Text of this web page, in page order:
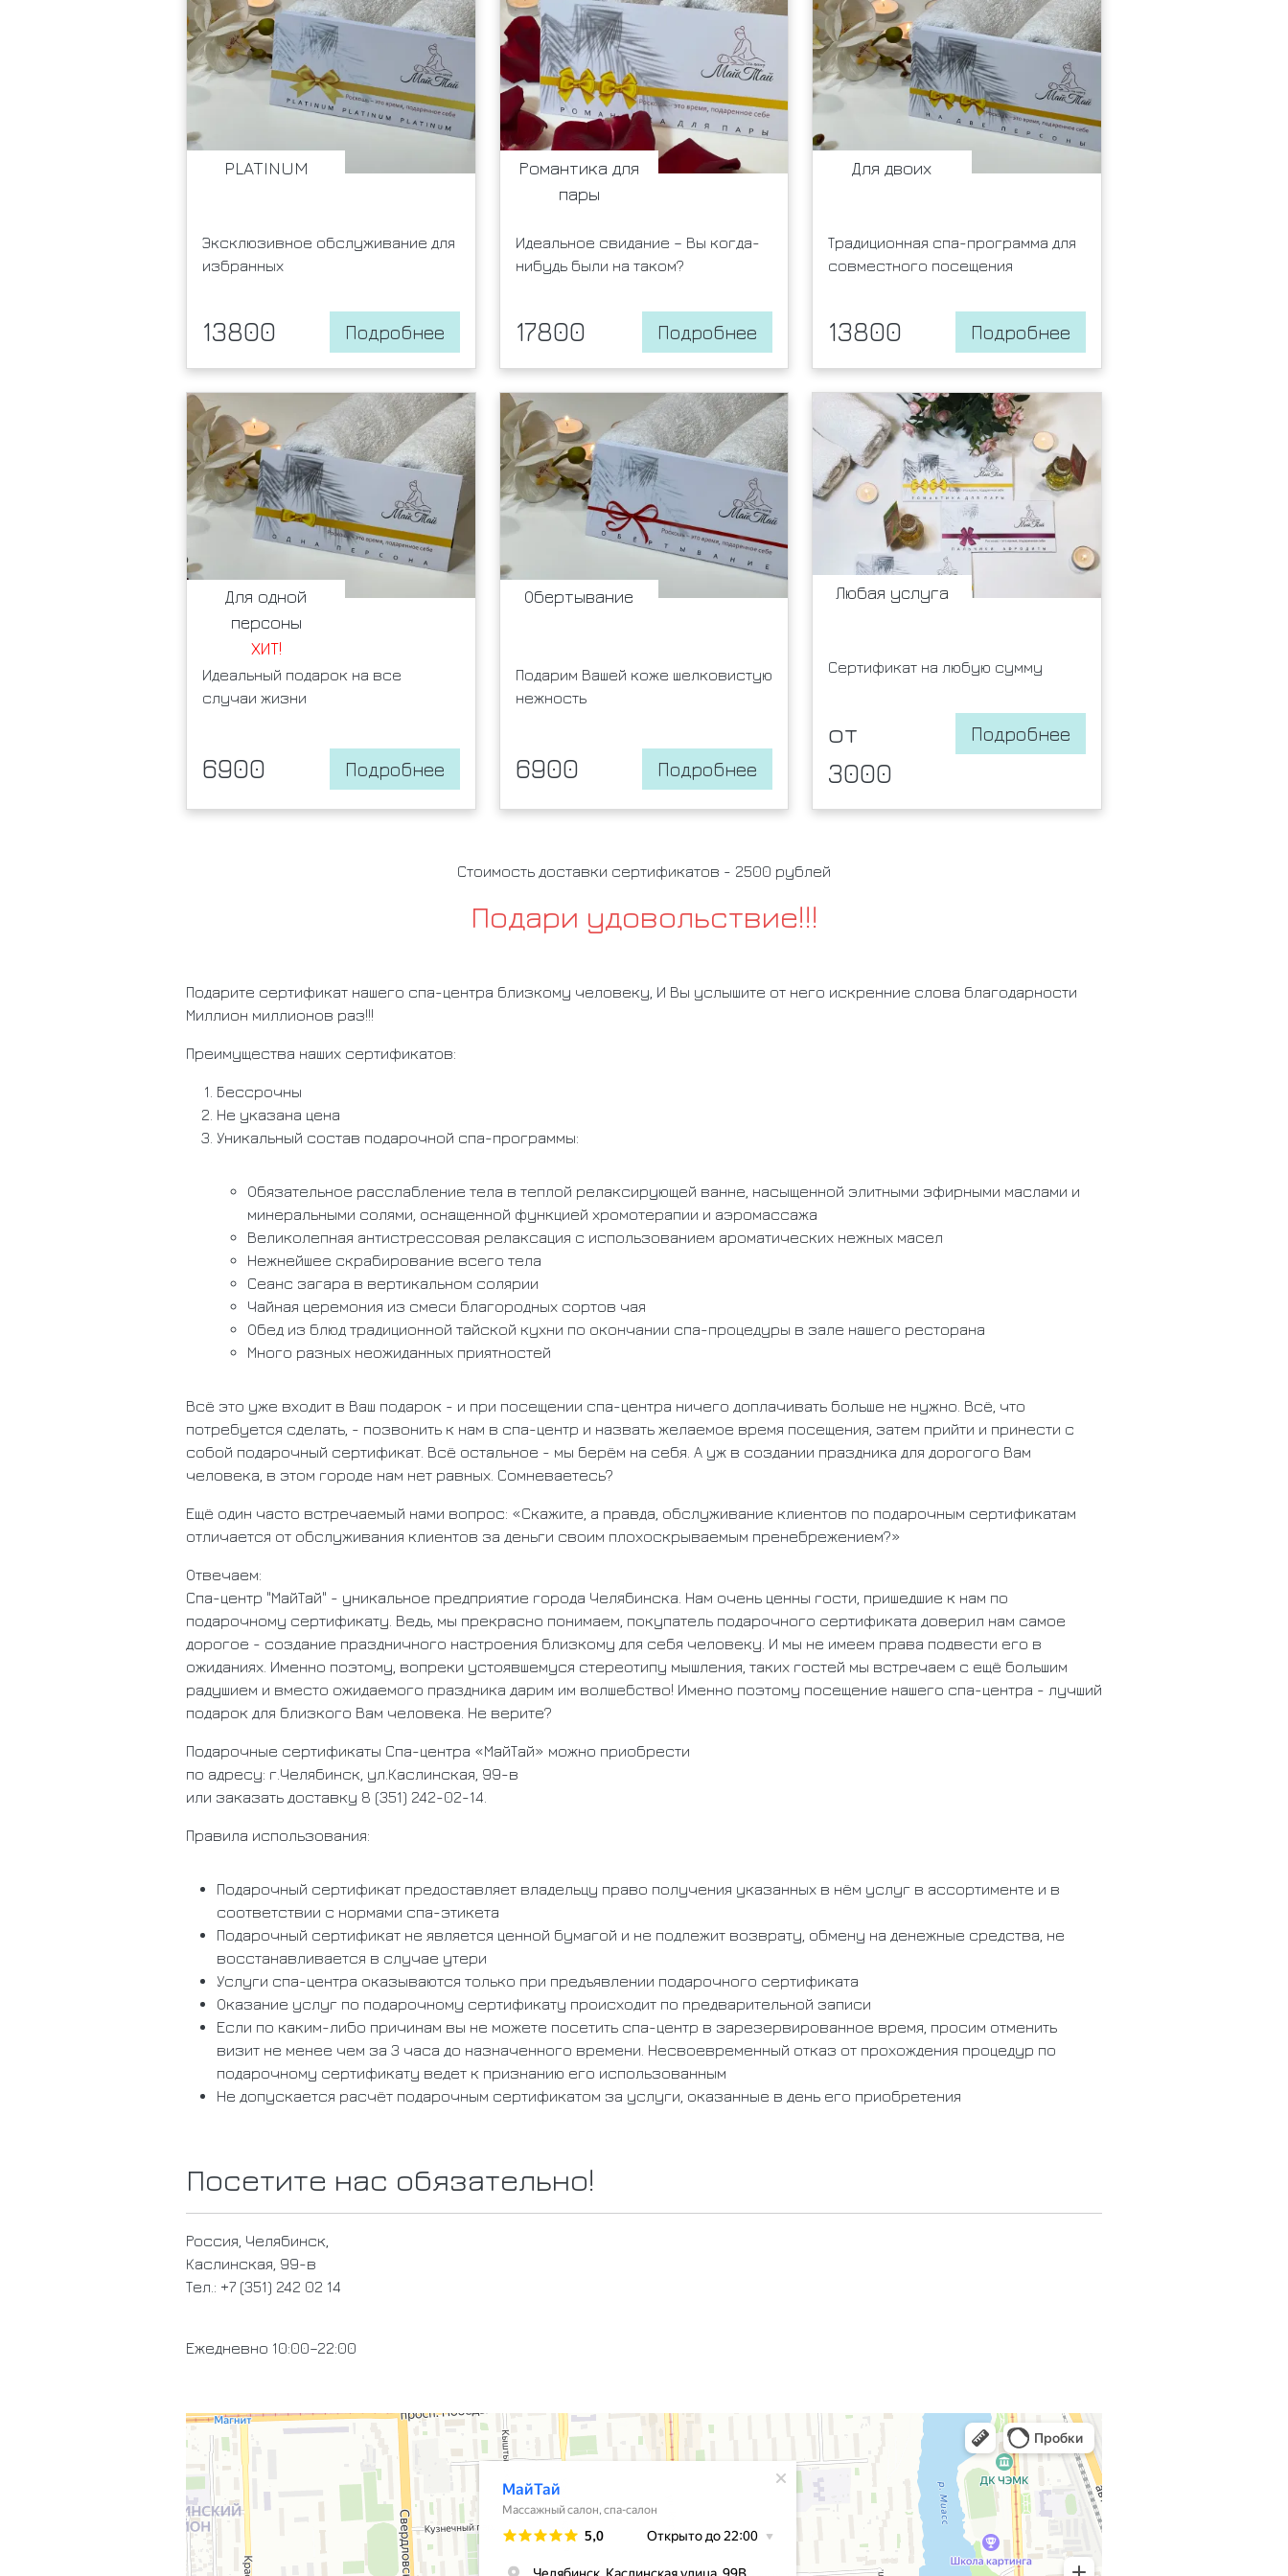
PLATINUM
Эксклюзивное обслуживание для
избранных
13800 Подробнее
Романтика для
пары
Идеальное свидание – Вы когда-
нибудь были на таком?
17800 Подробнее
Для двоих
Традиционная спа-программа для
совместного посещения
13800 Подробнее
Для одной
персоны
ХИТ!
Идеальный подарок на все
случаи жизни
6900 Подробнее
Обертывание
Подарим Вашей коже шелковистую
нежность
6900 Подробнее
Любая услуга
Сертификат на любую сумму
от
3000
Подробнее
Стоимость доставки сертификатов - 2500 рублей
Подари удовольствие!!!
Подарите сертификат нашего спа-центра близкому человеку, И Вы услышите от него искренние слова благодарности
Миллион миллионов раз!!!
Преимущества наших сертификатов:
Бессрочны
Не указана цена
Уникальный состав подарочной спа-программы:
Обязательное расслабление тела в теплой релаксирующей ванне, насыщенной элитными эфирными маслами и
минеральными солями, оснащенной функцией хромотерапии и аэромассажа
Великолепная антистрессовая релаксация с использованием ароматических нежных масел
Нежнейшее скрабирование всего тела
Сеанс загара в вертикальном солярии
Чайная церемония из смеси благородных сортов чая
Обед из блюд традиционной тайской кухни по окончании спа-процедуры в зале нашего ресторана
Много разных неожиданных приятностей
Всё это уже входит в Ваш подарок - и при посещении спа-центра ничего доплачивать больше не нужно. Всё, что
потребуется сделать, - позвонить к нам в спа-центр и назвать желаемое время посещения, затем прийти и принести с
собой подарочный сертификат. Всё остальное - мы берём на себя. А уж в создании праздника для дорогого Вам
человека, в этом городе нам нет равных. Сомневаетесь?
Ещё один часто встречаемый нами вопрос: «Скажите, а правда, обслуживание клиентов по подарочным сертификатам
отличается от обслуживания клиентов за деньги своим плохоскрываемым пренебрежением?»
Отвечаем:
​Спа-центр "МайТай" - уникальное предприятие города Челябинска. Нам очень ценны гости, пришедшие к нам по
подарочному сертификату. Ведь, мы прекрасно понимаем, покупатель подарочного сертификата доверил нам самое
дорогое - создание праздничного настроения близкому для себя человеку. И мы не имеем права подвести его в
ожиданиях. Именно поэтому, вопреки устоявшемуся стереотипу мышления, таких гостей мы встречаем с ещё большим
радушием и вместо ожидаемого праздника дарим им волшебство! Именно поэтому посещение нашего спа-центра - лучший
подарок для близкого Вам человека. Не верите?
Подарочные сертификаты Спа-центра «МайТай» можно приобрести
по адресу: г.Челябинск, ул.Каслинская, 99-в
или заказать доставку 8 (351) 242-02-14.
Правила использования:
Подарочный сертификат предоставляет владельцу право получения указанных в нём услуг в ассортименте и в
соответствии с нормами спа-этикета
Подарочный сертификат не является ценной бумагой и не подлежит возврату, обмену на денежные средства, не
восстанавливается в случае утери
Услуги спа-центра оказываются только при предъявлении подарочного сертификата
Оказание услуг по подарочному сертификату происходит по предварительной записи
Если по каким-либо причинам вы не можете посетить спа-центр в зарезервированное время, просим отменить
визит не менее чем за 3 часа до назначенного времени. Несвоевременный отказ от прохождения процедур по
подарочному сертификату ведет к признанию его использованным
Не допускается расчёт подарочным сертификатом за услуги, оказанные в день его приобретения
Посетите нас обязательно!
Россия, Челябинск,
Каслинская, 99-в
Тел.: +7 (351) 242 02 14
Ежедневно 10:00–22:00
МайТай
Спа-салон в Челябинске